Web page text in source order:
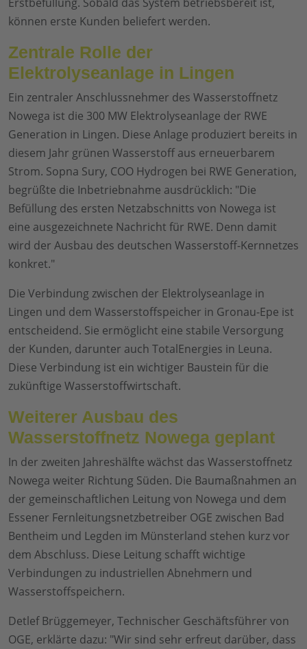
können erste Kunden beliefert werden.
Zentrale Rolle der
Elektrolyseanlage in Lingen
Ein zentraler Anschlussnehmer des Wasserstoffnetz
Nowega ist die 300 MW Elektrolyseanlage der RWE
Generation in Lingen. Diese Anlage produziert bereits in
diesem Jahr grünen Wasserstoff aus erneuerbarem
Strom. Sopna Sury, COO Hydrogen bei RWE Generation,
begrüßte die Inbetriebnahme ausdrücklich: "Die
Befüllung des ersten Netzabschnitts von Nowega ist
eine ausgezeichnete Nachricht für RWE. Denn damit
wird der Ausbau des deutschen Wasserstoff-Kernnetzes
konkret."
Die Verbindung zwischen der Elektrolyseanlage in
Lingen und dem Wasserstoffspeicher in Gronau-Epe ist
entscheidend. Sie ermöglicht eine stabile Versorgung
der Kunden, darunter auch TotalEnergies in Leuna.
Diese Verbindung ist ein wichtiger Baustein für die
zukünftige Wasserstoffwirtschaft.
Weiterer Ausbau des
Wasserstoffnetz Nowega geplant
In der zweiten Jahreshälfte wächst das Wasserstoffnetz
Nowega weiter Richtung Süden. Die Baumaßnahmen an
der gemeinschaftlichen Leitung von Nowega und dem
Essener Fernleitungsnetzbetreiber OGE zwischen Bad
Bentheim und Legden im Münsterland stehen kurz vor
dem Abschluss. Diese Leitung schafft wichtige
Verbindungen zu industriellen Abnehmern und
Wasserstoffspeichern.
Detlef Brüggemeyer, Technischer Geschäftsführer von
OGE, erklärte dazu: "Wir sind sehr erfreut darüber, dass